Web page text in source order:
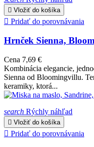
 Vložiť do košíka
 Pridať do porovnávania
Hrnček Sienna,
Cena 7,69 €
Kombinácia elegancie,
Sienna od Bloomingvillu.
keramiky, ktorá...
search Rýchly náhľad
 Vložiť do košíka
 Pridať do porovnávania